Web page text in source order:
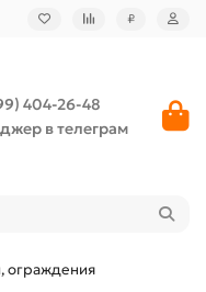
₽
404-26-48
в телеграм
ограждения